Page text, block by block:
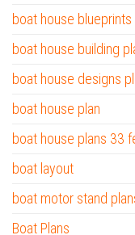
boat house blueprints
boat house building
boat house designs
boat house plan
boat house plans 33
boat layout
boat motor stand
Boat Plans